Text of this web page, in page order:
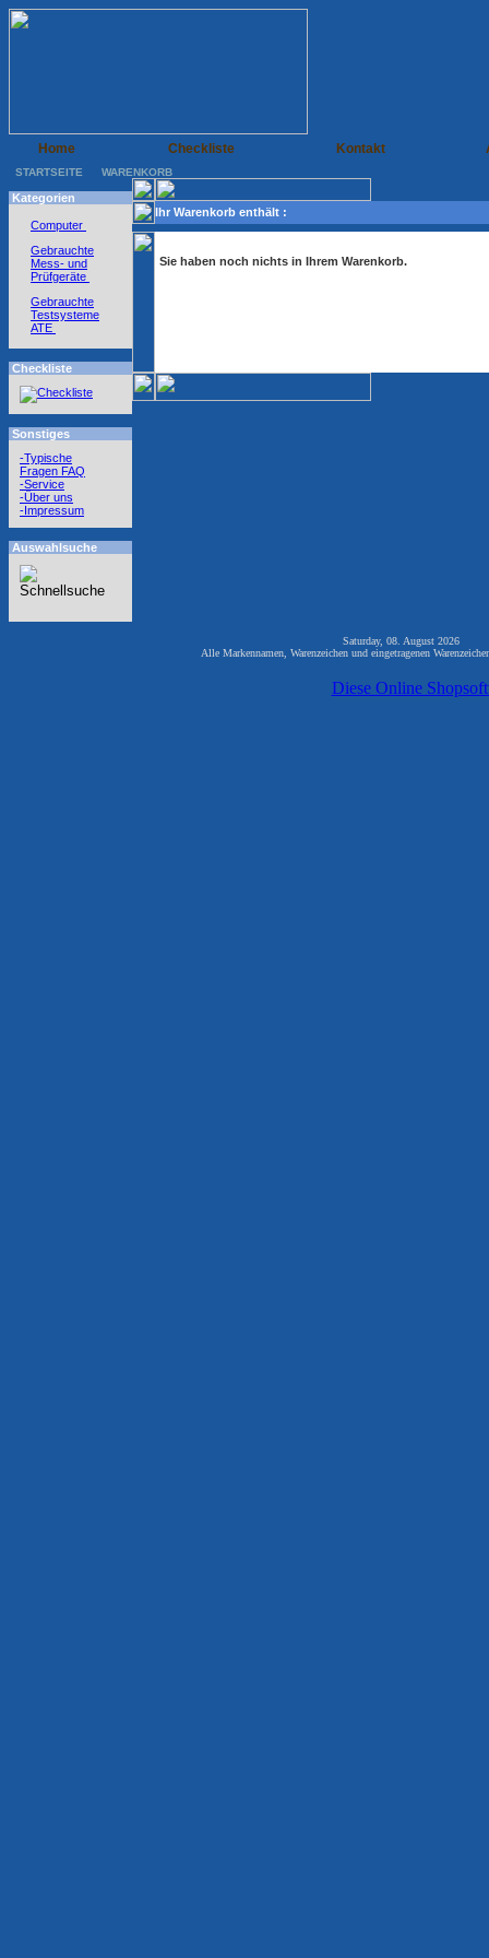
Home Checkliste Kontakt
STARTSEITE WARENKORB
Kategorien
Computer
Gebrauchte
Mess- und
Prüfgeräte
Gebrauchte
Testsysteme
ATE
Checkliste
Sonstiges
-Typische
Fragen FAQ
-Service
-Über uns
-Impressum
Auswahlsuche
Ihr Warenkorb enthält :
Sie haben noch nichts in Ihrem Warenkorb.
Saturday, 08. August 2026
Alle Markennamen, Warenzeichen und eingetragenen
Diese Online